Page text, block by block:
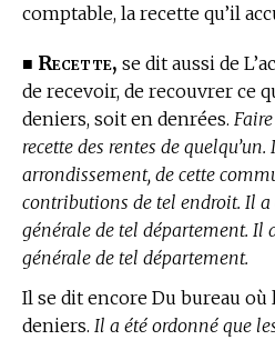
comptable, la recette qu’il
■ Recette, se dit aussi de
de recevoir, de recouvrer ce
deniers, soit en denrées.
recette des rentes de
arrondissement, de cette
contributions de tel endroit. Il a
générale de tel département. Il
générale de tel département.
Il se dit encore Du bureau où
deniers. Il a été ordonné que